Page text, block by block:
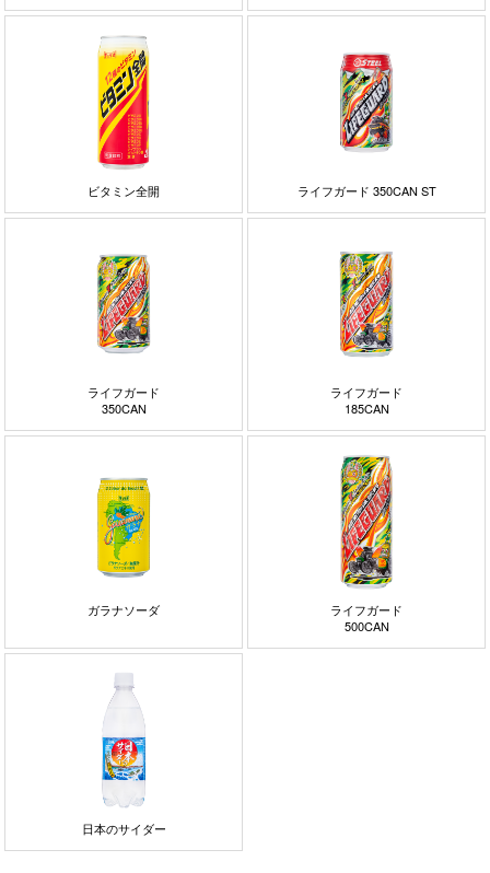
ビタミン全開 ライフガード 350CAN ST
ライフガード
350CAN
ライフガード
185CAN
ガラナソーダ
ライフガード
500CAN
日本のサイダー